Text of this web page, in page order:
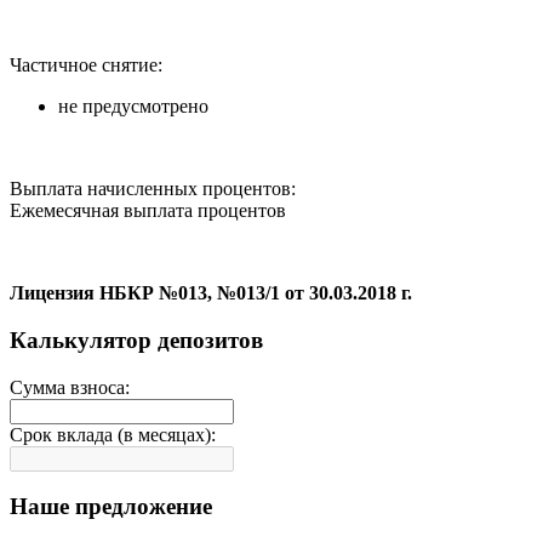
Частичное снятие:
не предусмотрено
Выплата начисленных процентов:
Ежемесячная выплата процентов
Лицензия НБКР №013, №013/1 от 30.03.2018 г.
Калькулятор депозитов
Сумма взноса:
Срок вклада (в месяцах):
Наше предложение